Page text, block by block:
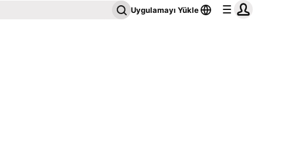
Uygulamayı Yükle